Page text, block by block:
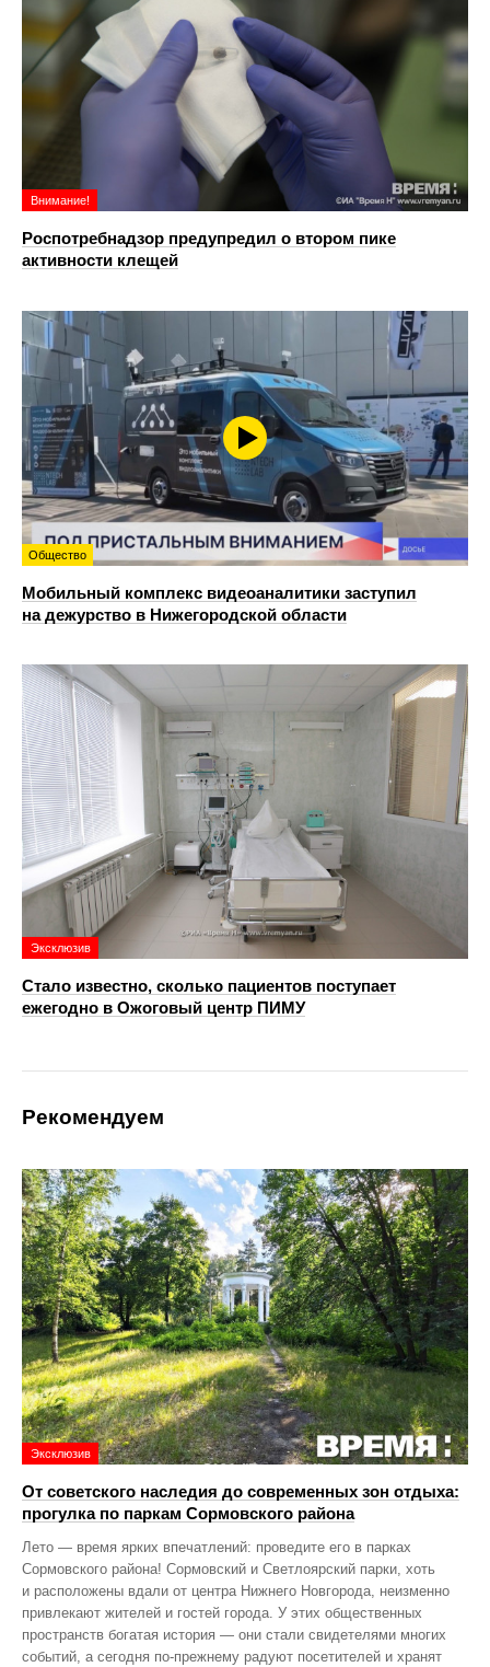
Внимание!
Роспотребнадзор предупредил о втором пике
активности клещей
Общество
Мобильный комплекс видеоаналитики заступил
на дежурство в Нижегородской области
Эксклюзив
Стало известно, сколько пациентов поступает
ежегодно в Ожоговый центр ПИМУ
Рекомендуем
Эксклюзив
От советского наследия до современных зон отдыха:
прогулка по паркам Сормовского района
Лето — время ярких впечатлений: проведите его в парках
Сормовского района! Сормовский и Светлоярский парки, хоть
и расположены вдали от центра Нижнего Новгорода, неизменно
привлекают жителей и гостей города. У этих общественных
пространств богатая история — они стали свидетелями многих
событий, а сегодня по‑прежнему радуют посетителей и хранят